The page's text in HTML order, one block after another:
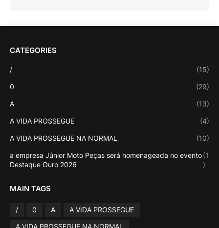
CATEGORIES
/ (15)
0 (29)
A (13)
A VIDA PROSSEGUE (4)
A VIDA PROSSEGUE NA NORMAL (10)
a empresa Júnior Moto Peças será homenageada no evento
Destaque Ouro 2026
(1
)
MAIN TAGS
/ 0 A
A VIDA PROSSEGUE